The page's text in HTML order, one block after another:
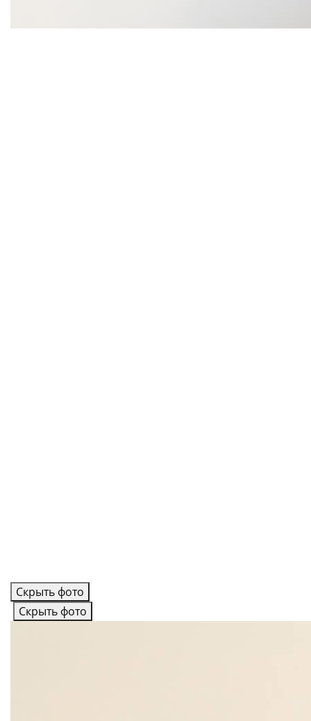
Скрыть фото
Скрыть фото